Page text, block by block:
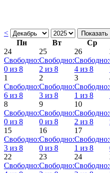
<
Пн
Вт Ср
24
Свободно:
0 из 8
25
Свободно:
2 из 8
26
Свободно:
4 из 8
1
Свободно:
6 из 8
2
Свободно:
3 из 8
3
Свободно:
1 из 8
8
Свободно:
0 из 8
9
Свободно:
0 из 8
10
Свободно:
2 из 8
15
Свободно:
3 из 8
16
Свободно:
0 из 8
17
Свободно:
1 из 8
22
Свободно:
23
Свободно:
24
Свободно: